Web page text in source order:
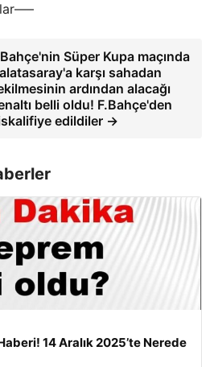
Süper Kupa maçında
karşı sahadan
ardından alacağı
belli oldu! F.Bahçe'den
edildiler →
14 Aralık 2025’te Nerede